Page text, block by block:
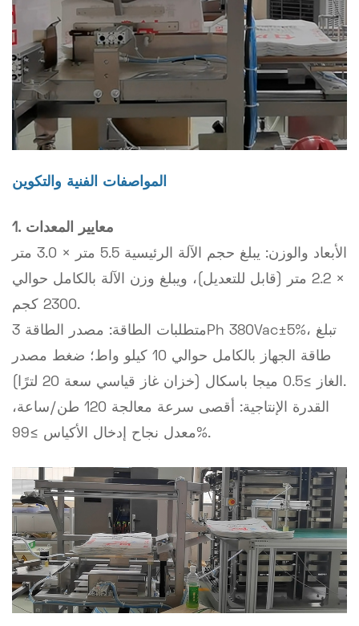
المواصفات الفنية والتكوين
1. معايير المعدات
الأبعاد والوزن: يبلغ حجم الآلة الرئيسية 5.5 متر × 3.0 متر
× 2.2 متر (قابل للتعديل)، ويبلغ وزن الآلة بالكامل حوالي
2300 كجم.
متطلبات الطاقة: مصدر الطاقة 3Ph 380Vac±5%، تبلغ
طاقة الجهاز بالكامل حوالي 10 كيلو واط؛ ضغط مصدر
الغاز ≥0.5 ميجا باسكال (خزان غاز قياسي سعة 20 لترًا).
القدرة الإنتاجية: أقصى سرعة معالجة 120 طن/ساعة،
معدل نجاح إدخال الأكياس ≥99%.